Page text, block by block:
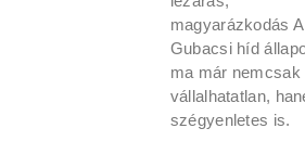
magyarázkodás A
Gubacsi híd
ma már nemcsak
vállalhatatlan,
szégyenletes is.